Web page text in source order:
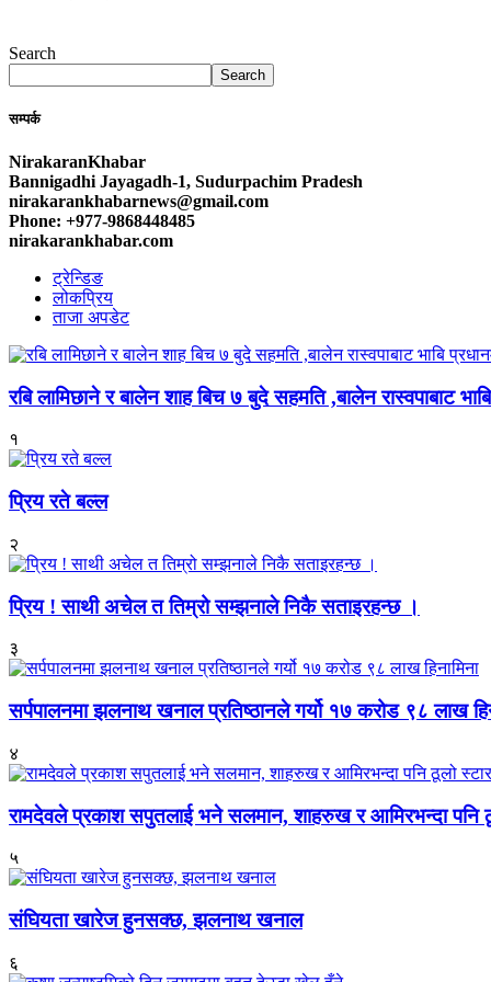
Search
Search
सम्पर्क
NirakaranKhabar
Bannigadhi Jayagadh-1, Sudurpachim Pradesh
nirakarankhabarnews@gmail.com
Phone: +977-9868448485
nirakarankhabar.com
ट्रेन्डिङ
लोकप्रिय
ताजा अपडेट
रबि लामिछाने र बालेन शाह बिच ७ बुदे सहमति ,बालेन रास्वपाबाट
१
प्रिय रते बल्ल
२
प्रिय ! साथी अचेल त तिम्रो सम्झनाले निकै सताइरहन्छ ।
३
सर्पपालनमा झलनाथ खनाल प्रतिष्ठानले गर्यो १७ करोड ९८ लाख
४
रामदेवले प्रकाश सपुतलाई भने सलमान, शाहरुख र आमिरभन्दा पनि
५
संघियता खारेज हुनसक्छ, झलनाथ खनाल
६